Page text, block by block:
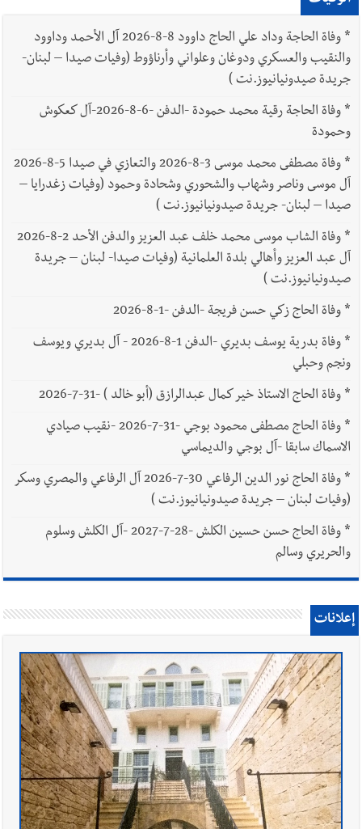
*
وفاة الحاجة وداد علي الحاج داوود 8-8-2026 آل الأحمد وداوود
والنقيب والعسكري ودوغان وعلواني وأرناؤوط (وفيات صيدا – لبنان-
جريدة صيدونيانيوز.نت )
*
وفاة الحاجة رقية محمد حمودة -الدفن -6-8-2026-آل كعكوش
وحمودة
*
وفاة مصطفى محمد موسى 3-8-2026 والتعازي في صيدا 5-8-2026
آل موسى وناصر وشهاب والشحوري وشحادة وحمود (وفيات زغدرايا –
صيدا – لبنان- جريدة صيدونيانيوز.نت )
*
وفاة الشاب موسى محمد خلف عبد العزيز والدفن الأحد 2-8-2026
آل عبد العزيز وأهالي بلدة العلمانية (وفيات صيدا- لبنان – جريدة
صيدونيانيوز.نت )
*وفاة الحاج زكي حسن فريجة -الدفن -1-8-2026
*
وفاة بدرية يوسف بديري -الدفن 1-8-2026 - آل بديري ويوسف
ونجم وحبلي
*وفاة الحاج الاستاذ خير كمال عبدالرازق (أبو خالد ) -31-7-2026
*
وفاة الحاج مصطفى محمود بوجي -31-7-2026 -نقيب صيادي
الاسماك سابقا -آل بوجي والديماسي
*
وفاة الحاج نور الدين الرفاعي 30-7-2026 آل الرفاعي والمصري وسكر
(وفيات لبنان – جريدة صيدونيانيوز.نت )
*
وفاة الحاج حسن حسين الكلش -28-7-2027 -آل الكلش وسلوم
والحريري وسالم
إعلانات